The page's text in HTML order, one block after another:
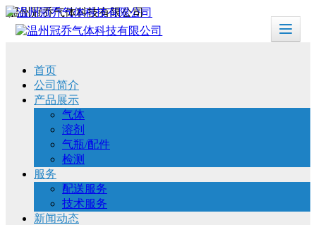
温州冠乔气体科技有限公司
首页
公司简介
产品展示
气体
溶剂
气瓶/配件
检测
服务
配送服务
技术服务
新闻动态